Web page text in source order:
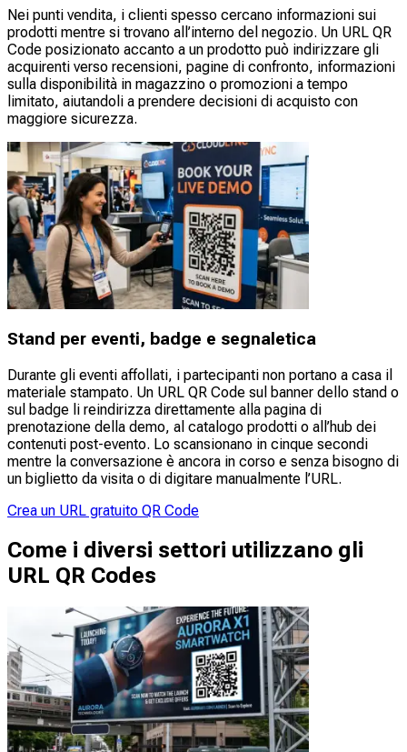
Nei punti vendita, i clienti spesso cercano informazioni sui
prodotti mentre si trovano all’interno del negozio. Un URL QR
Code posizionato accanto a un prodotto può indirizzare gli
acquirenti verso recensioni, pagine di confronto, informazioni
sulla disponibilità in magazzino o promozioni a tempo
limitato, aiutandoli a prendere decisioni di acquisto con
maggiore sicurezza.
Stand per eventi, badge e segnaletica
Durante gli eventi affollati, i partecipanti non portano a casa il
materiale stampato. Un URL QR Code sul banner dello stand o
sul badge li reindirizza direttamente alla pagina di
prenotazione della demo, al catalogo prodotti o all’hub dei
contenuti post-evento. Lo scansionano in cinque secondi
mentre la conversazione è ancora in corso e senza bisogno di
un biglietto da visita o di digitare manualmente l’URL.
Crea un URL gratuito QR Code
Come i diversi settori utilizzano gli
URL QR Codes